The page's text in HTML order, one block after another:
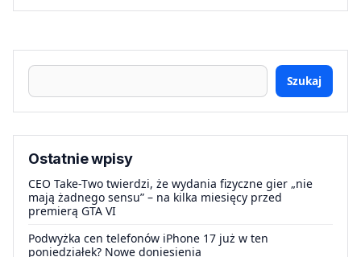
Szukaj
Ostatnie wpisy
CEO Take-Two twierdzi, że wydania fizyczne gier „nie
mają żadnego sensu” – na kilka miesięcy przed
premierą GTA VI
Podwyżka cen telefonów iPhone 17 już w ten
poniedziałek? Nowe doniesienia